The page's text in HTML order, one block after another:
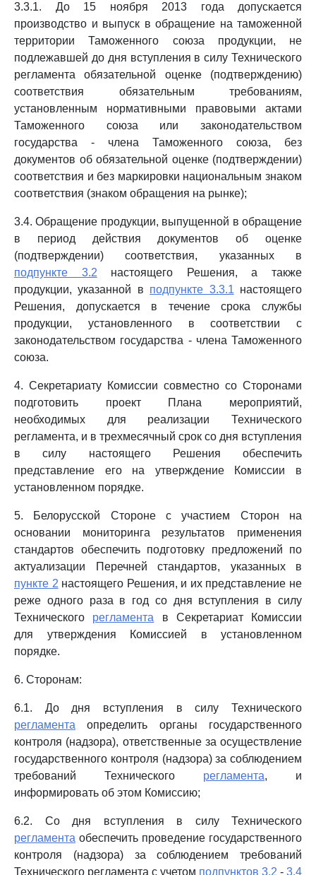
3.3.1. До 15 ноября 2013 года допускается
производство и выпуск в обращение на таможенной
территории Таможенного союза продукции, не
подлежавшей до дня вступления в силу Технического
регламента обязательной оценке (подтверждению)
соответствия обязательным требованиям,
установленным нормативными правовыми актами
Таможенного союза или законодательством
государства - члена Таможенного союза, без
документов об обязательной оценке (подтверждении)
соответствия и без маркировки национальным знаком
соответствия (знаком обращения на рынке);
3.4. Обращение продукции, выпущенной в обращение
в период действия документов об оценке
(подтверждении) соответствия, указанных в
подпункте 3.2 настоящего Решения, а также
продукции, указанной в подпункте 3.3.1 настоящего
Решения, допускается в течение срока службы
продукции, установленного в соответствии с
законодательством государства - члена Таможенного
союза.
4. Секретариату Комиссии совместно со Сторонами
подготовить проект Плана мероприятий,
необходимых для реализации Технического
регламента, и в трехмесячный срок со дня вступления
в силу настоящего Решения обеспечить
представление его на утверждение Комиссии в
установленном порядке.
5. Белорусской Стороне с участием Сторон на
основании мониторинга результатов применения
стандартов обеспечить подготовку предложений по
актуализации Перечней стандартов, указанных в
пункте 2 настоящего Решения, и их представление не
реже одного раза в год со дня вступления в силу
Технического регламента в Секретариат Комиссии
для утверждения Комиссией в установленном
порядке.
6. Сторонам:
6.1. До дня вступления в силу Технического
регламента определить органы государственного
контроля (надзора), ответственные за осуществление
государственного контроля (надзора) за соблюдением
требований Технического регламента, и
информировать об этом Комиссию;
6.2. Со дня вступления в силу Технического
регламента обеспечить проведение государственного
контроля (надзора) за соблюдением требований
Технического регламента с учетом подпунктов 3.2 - 3.4